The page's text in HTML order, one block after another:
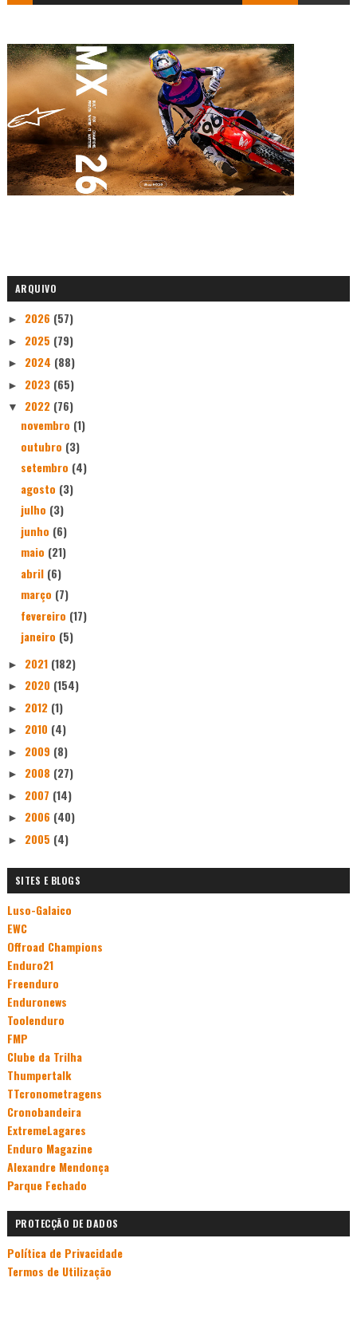
ARQUIVO
► 2026 (57)
► 2025 (79)
► 2024 (88)
► 2023 (65)
▼ 2022 (76)
novembro (1)
outubro (3)
setembro (4)
agosto (3)
julho (3)
junho (6)
maio (21)
abril (6)
março (7)
fevereiro (17)
janeiro (5)
► 2021 (182)
► 2020 (154)
► 2012 (1)
► 2010 (4)
► 2009 (8)
► 2008 (27)
► 2007 (14)
► 2006 (40)
► 2005 (4)
SITES E BLOGS
Luso-Galaico
EWC
Offroad Champions
Enduro21
Freenduro
Enduronews
Toolenduro
FMP
Clube da Trilha
Thumpertalk
TTcronometragens
Cronobandeira
ExtremeLagares
Enduro Magazine
Alexandre Mendonça
Parque Fechado
PROTECÇÃO DE DADOS
Política de Privacidade
Termos de Utilização